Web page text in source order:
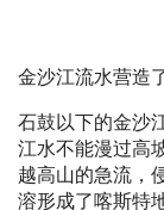
金沙江流水营造
石鼓以下的金沙
江水不能漫过高
越高山的急流，
溶形成了喀斯特